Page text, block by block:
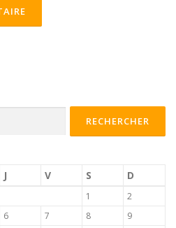
J V S D
1
2
6 7 8
9